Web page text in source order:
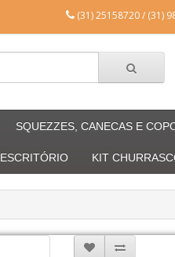
(31) 25158720 / (31)
SQUEZZES, CANECAS E
ESCRITÓRIO KIT